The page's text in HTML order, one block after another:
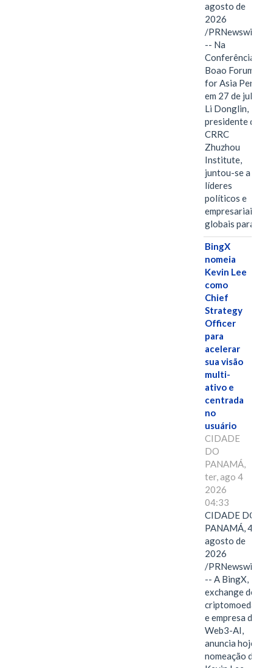
agosto de
2026
/PRNewswire/
-- Na
Conferência
Boao Forum
for Asia Perth,
em 27 de julho,
Li Donglin,
presidente do
CRRC
Zhuzhou
Institute,
juntou-se a
líderes
políticos e
empresariais
globais para…
BingX
nomeia
Kevin Lee
como
Chief
Strategy
Officer
para
acelerar
sua visão
multi-
ativo e
centrada
no
usuário
CIDADE
DO
PANAMÁ,
ter, ago 4
2026
04:33
CIDADE DO
PANAMÁ, 4 de
agosto de
2026
/PRNewswire/
-- A BingX,
exchange de
criptomoedas
e empresa de
Web3-AI,
anuncia hoje a
nomeação de